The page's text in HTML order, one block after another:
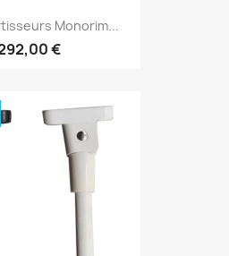
Monorim...
€